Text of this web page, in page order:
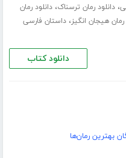
،دانلود رمان ترسناک،دانلود رمان
رمان هیجان انگیز،داستان فارسی
دانلود کتاب
بهترین رمان‌ها